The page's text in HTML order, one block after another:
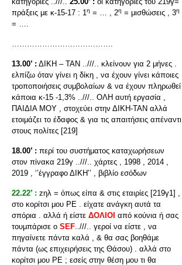
πράξεις με κ-15-17 : 1η = … , 2η = μισθώσεις , 3η
= ….
………………………………….
13.00’ : ΔΙΚΗ – ΤΑΝ ..///.. κλείνουν για 2 μήνες .
ελπίζω όταν γίνει η δίκη , να έχουν γίνει κάποιες
τροποποιήσεις συμβολαίων & να έχουν πληρωθεί
κάποια κ-15 -1,3% ..///.. ΟΛΗ αυτή εργασία ,
ΠΑΙΔΙΑ ΜΟΥ , στοχεύει στην ΔΙΚΗ-ΤΑΝ αλλά
ετοιμάζει το έδαφος & για τις απαιτήσεις απέναντι
στους πολίτες [219]
18.00’ : περί του συστήματος καταχωρήσεων
στον πίνακα 219γ ..///.. χάρτες , 1998 , 2014 ,
2019 , ‘’έγγραφο ΔΙΚΗ’’ , βιβλίο εσόδων
22.22’ : zηλ = όπως είπα & στις εταιρίες [219γ1] ,
στο κορίτσι μου ΡΕ . είχατε ανάγκη αυτά τα
σπόρια . αλλά ή είστε ΔΟΛΙΟΙ από κούνια ή σας
τουμπάρισε ο SEF..///.. γεροί να είστε , να
πηγαίνετε πάντα καλά , & θα σας βοηθάμε
πάντα (ως επιχειρήσεις της Θάσου) . αλλά στο
κορίτσι μου ΡΕ ; εσείς στην θέση μου τι θα